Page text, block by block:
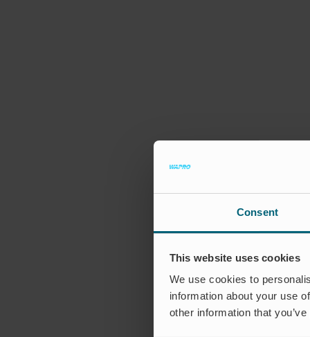
Consent
This website uses cookies
We use cookies to
information about your use
other information that